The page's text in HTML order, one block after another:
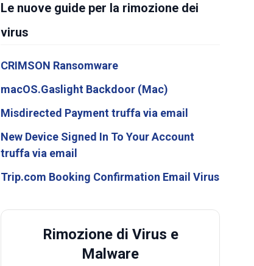
Le nuove guide per la rimozione dei
virus
CRIMSON Ransomware
macOS.Gaslight Backdoor (Mac)
Misdirected Payment truffa via email
New Device Signed In To Your Account
truffa via email
Trip.com Booking Confirmation Email Virus
Rimozione di Virus e
Malware